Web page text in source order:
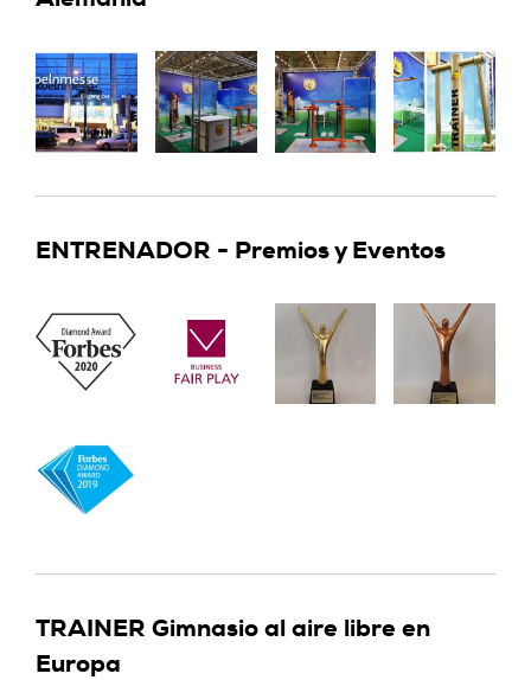
ENTRENADOR - Premios y Eventos
TRAINER Gimnasio al aire libre en
Europa